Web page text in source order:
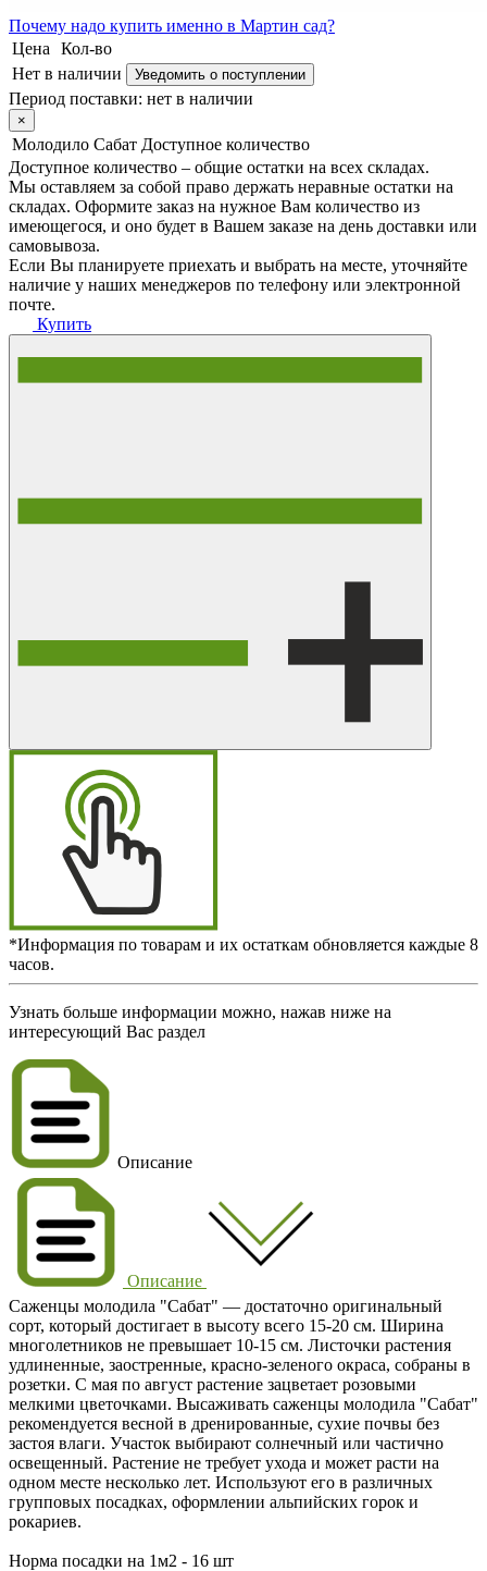
Почему надо купить именно в Мартин сад?
Цена
Кол-во
Нет в наличии
Уведомить о поступлении
Период поставки: нет в наличии
×
Молодило Сабат Доступное количество
Доступное количество – общие остатки на всех складах.
Мы оставляем за собой право держать неравные остатки на
складах. Оформите заказ на нужное Вам количество из
имеющегося, и оно будет в Вашем заказе на день доставки или
самовывоза.
Если Вы планируете приехать и выбрать на месте, уточняйте
наличие у наших менеджеров по телефону или электронной
почте.
Купить
*Информация по товарам и их остаткам обновляется каждые 8
часов.
Узнать больше информации можно, нажав ниже на
интересующий Вас раздел
Описание
Описание
Саженцы молодила "Сабат" — достаточно оригинальный
сорт, который достигает в высоту всего 15-20 см. Ширина
многолетников не превышает 10-15 см. Листочки растения
удлиненные, заостренные, красно-зеленого окраса, собраны в
розетки. С мая по август растение зацветает розовыми
мелкими цветочками. Высаживать саженцы молодила "Сабат"
рекомендуется весной в дренированные, сухие почвы без
застоя влаги. Участок выбирают солнечный или частично
освещенный. Растение не требует ухода и может расти на
одном месте несколько лет. Используют его в различных
групповых посадках, оформлении альпийских горок и
рокариев.
Норма посадки на 1м2 - 16 шт